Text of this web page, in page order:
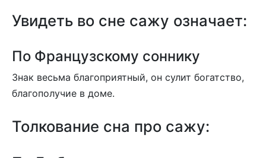
Увидеть во сне сажу означает:
По Французскому соннику
Знак весьма благоприятный, он сулит богатство,
благополучие в доме.
Толкование сна про сажу: